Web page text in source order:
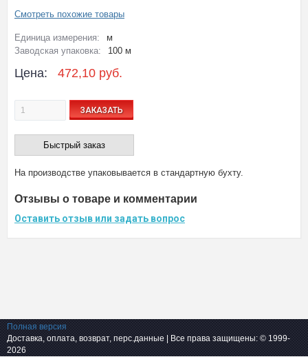
Смотреть похожие товары
Единица измерения:
м
Заводская упаковка:
100 м
Цена: 472,10 руб.
ЗАКАЗАТЬ
Быстрый заказ
На производстве упаковывается в стандартную бухту.
Отзывы о товаре и комментарии
Оставить отзыв или задать вопрос
Полная версия
Доставка, оплата, возврат, перс.данные | Все права защищены: © 1999-
2026